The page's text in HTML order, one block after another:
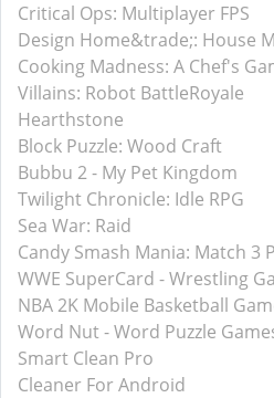
Critical Ops: Multiplayer FPS
Design Home&trade;: House
Cooking Madness: A Chef's
Villains: Robot BattleRoyale
Hearthstone
Block Puzzle: Wood Craft
Bubbu 2 - My Pet Kingdom
Twilight Chronicle: Idle RPG
Sea War: Raid
Candy Smash Mania: Match 3
WWE SuperCard - Wrestling
NBA 2K Mobile Basketball
Word Nut - Word Puzzle
Smart Clean Pro
Cleaner For Android